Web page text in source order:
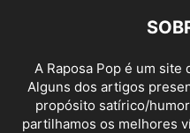
A Raposa Pop é um
Alguns dos artigos
propósito satírico/
partilhamos os melhores